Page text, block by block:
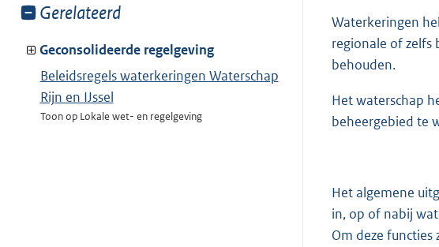
Toon
van:
Gerelateerd
Geconsolideerde regelgeving
Beleidsregels waterkeringen Waterschap
Rijn en IJssel
Toon op Lokale wet- en regelgeving
Waterkeringen
regionale of zelfs
behouden.
Het waterschap
beheergebied te
Het algemene
in, op of nabij
Om deze